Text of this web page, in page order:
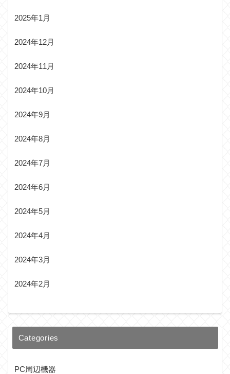
2025年1月
2024年12月
2024年11月
2024年10月
2024年9月
2024年8月
2024年7月
2024年6月
2024年5月
2024年4月
2024年3月
2024年2月
Categories
PC周辺機器